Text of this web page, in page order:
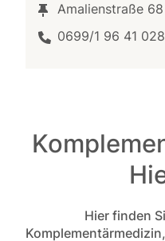
Amalienstraße 68
0699/1 96 41 028
Hier finden